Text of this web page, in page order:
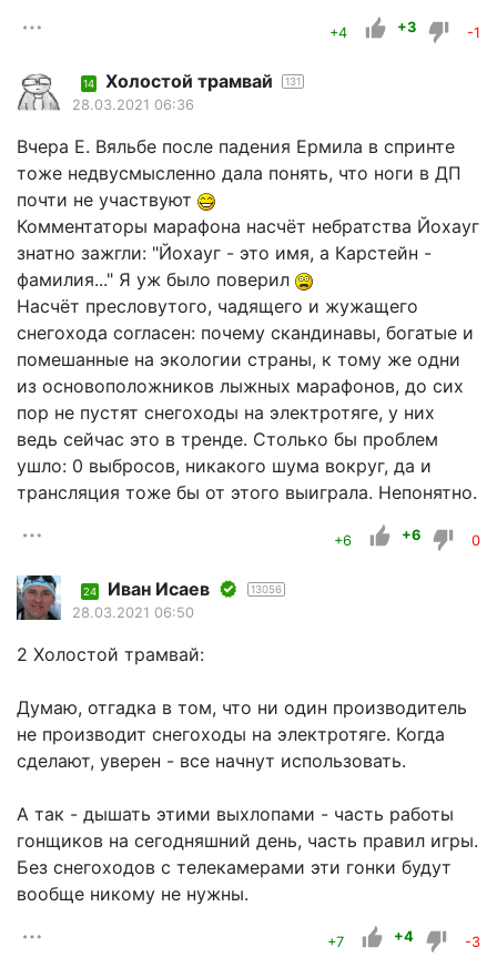
+4 +3 -1
14 Холостой трамвай 131
28.03.2021 06:36
Вчера Е. Вяльбе после падения Ермила в спринте
тоже недвусмысленно дала понять, что ноги в ДП
почти не участвуют
Комментаторы марафона насчёт небратства Йохауг
знатно зажгли: "Йохауг - это имя, а Карстейн -
фамилия..." Я уж было поверил
Насчёт пресловутого, чадящего и жужащего
снегохода согласен: почему скандинавы, богатые и
помешанные на экологии страны, к тому же одни
из основоположников лыжных марафонов, до сих
пор не пустят снегоходы на электротяге, у них
ведь сейчас это в тренде. Столько бы проблем
ушло: 0 выбросов, никакого шума вокруг, да и
трансляция тоже бы от этого выиграла. Непонятно.
+6 +6 0
24 Иван Исаев 13056
28.03.2021 06:50
2 Холостой трамвай:
Думаю, отгадка в том, что ни один производитель
не производит снегоходы на электротяге. Когда
сделают, уверен - все начнут использовать.
А так - дышать этими выхлопами - часть работы
гонщиков на сегодняшний день, часть правил игры.
Без снегоходов с телекамерами эти гонки будут
вообще никому не нужны.
+7 +4 -3